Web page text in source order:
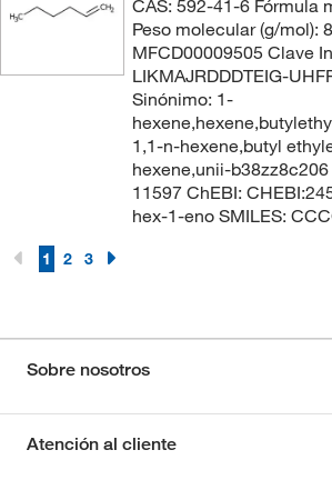
CAS: 592-41-6 Fórmula
Peso molecular (g/mol):
MFCD00009505 Clave
LIKMAJRDDDTEIG-
Sinónimo: 1-
1,1-n-hexene,butyl
hexene,unii-
11597 ChEBI:
hex-1-eno SMILES:
1 2 3
Sobre nosotros
Atención al cliente